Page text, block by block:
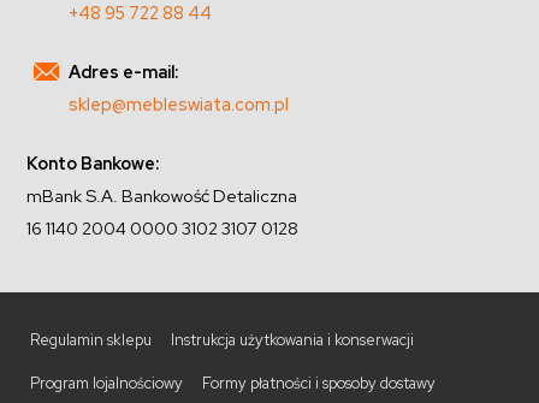
+48 95 722 88 44
Adres e-mail:
sklep@mebleswiata.com.pl
Konto Bankowe:
mBank S.A. Bankowość Detaliczna
16 1140 2004 0000 3102 3107 0128
Regulamin sklepu Instrukcja użytkowania i konserwacji
Program lojalnościowy Formy płatności i sposoby dostawy